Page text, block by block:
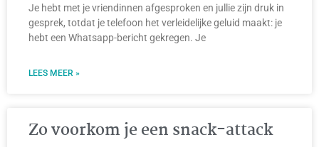
Je hebt met je vriendinnen afgesproken en jullie zijn druk in
gesprek, totdat je telefoon het verleidelijke geluid maakt: je
hebt een Whatsapp-bericht gekregen. Je
LEES MEER »
Zo voorkom je een snack-attack